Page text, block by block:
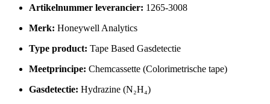
Artikelnummer leverancier: 1265-3008
Merk: Honeywell Analytics
Type product: Tape Based Gasdetectie
Meetprincipe: Chemcassette (Colorimetrische tape)
Gasdetectie: Hydrazine (N₂H₄)